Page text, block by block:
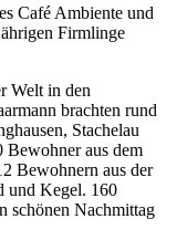
Café Ambiente und
Firmlinge
Welt in den
brachten rund
Stachelau
aus dem
Bewohnern aus der
und Kegel. 160
schönen Nachmittag